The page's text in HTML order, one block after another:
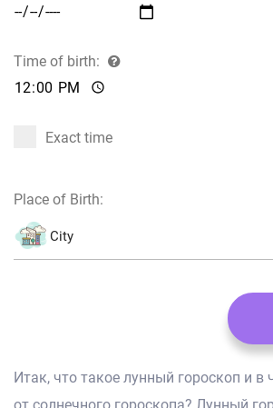
Time of birth:
Exact time
Place of Birth:
Итак, что такое лунный гороскоп и в